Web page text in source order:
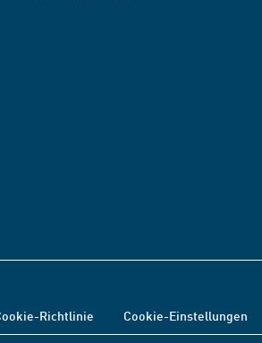
Richtlinie Cookie-Einstellungen